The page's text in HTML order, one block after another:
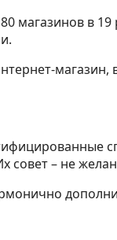
магазинов в
магазин,
совет – не